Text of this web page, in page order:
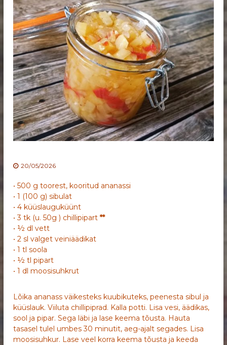
20/05/2026
• 500 g toorest, kooritud ananassi
• 1 (100 g) sibulat
• 4 küüslauguküünt
• 3 tk (u. 50g ) chillipipart**
• ½ dl vett
• 2 sl valget veiniäädikat
• 1 tl soola
• ½ tl pipart
• 1 dl moosisuhkrut
Lõika ananass väikesteks kuubikuteks, peenesta sibul ja
küüslauk. Viiluta chillipiprad. Kalla potti. Lisa vesi, äädikas,
sool ja pipar. Sega läbi ja lase keema tõusta. Hauta
tasasel tulel umbes 30 minutit, aeg-ajalt segades. Lisa
moosisuhkur. Lase veel korra keema tõusta ja keeda